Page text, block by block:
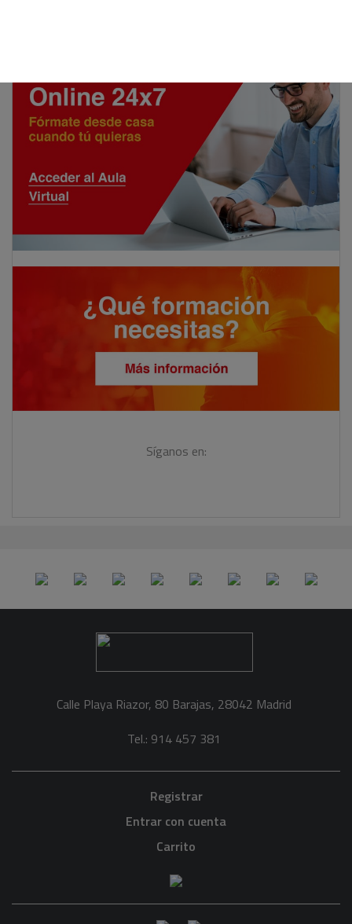
Síganos en:
Calle Playa Riazor, 80 Barajas, 28042 Madrid
Tel.: 914 457 381
Registrar
Entrar con cuenta
Carrito